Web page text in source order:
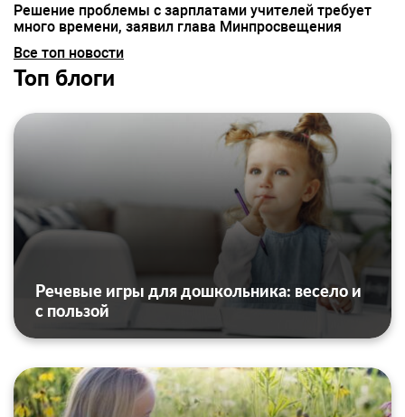
Решение проблемы с зарплатами учителей требует
много времени, заявил глава Минпросвещения
Все топ новости
Топ блоги
Речевые игры для дошкольника: весело и
с пользой